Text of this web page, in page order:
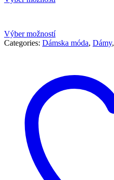
Výber možností
Categories: Dámska móda, Dámy,